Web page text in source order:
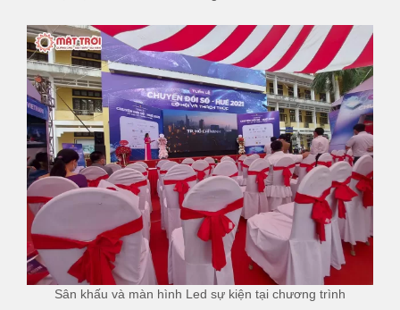
Sân khấu và màn hình Led sự kiện tại chương trình